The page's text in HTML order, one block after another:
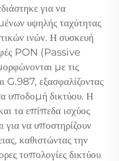
για να
υψηλής ταχύτητας
ινών. Η συσκευή
PON (Passive
με τις
εξασφαλίζοντας
υποδομή δικτύου. Η
τα επίπεδα ισχύος
για να υποστηρίζουν
καθιστώντας την
τοπολογίες δικτύου